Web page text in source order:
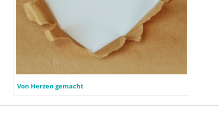
Von Herzen gemacht